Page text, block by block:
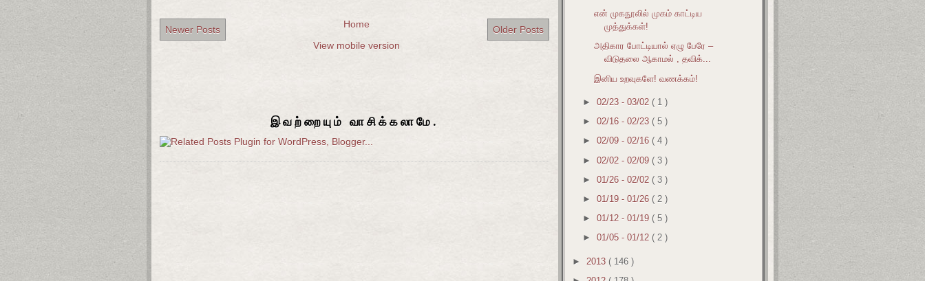
Newer Posts Older Posts
Home
View mobile version
இவற்றையும் வாசிக்கலாமே.
என் முகநூலில் முகம் காட்டிய
முத்துக்கள்!
அதிகார போட்டியால் ஏழு பேரே –
விடுதலை ஆகாமல் , தவிக்...
இனிய உறவுகளே! வணக்கம்!
►02/23 - 03/02 ( 1 )
►02/16 - 02/23 ( 5 )
►02/09 - 02/16 ( 4 )
►02/02 - 02/09 ( 3 )
►01/26 - 02/02 ( 3 )
►01/19 - 01/26 ( 2 )
►01/12 - 01/19 ( 5 )
►01/05 - 01/12 ( 2 )
► 2013 ( 146 )